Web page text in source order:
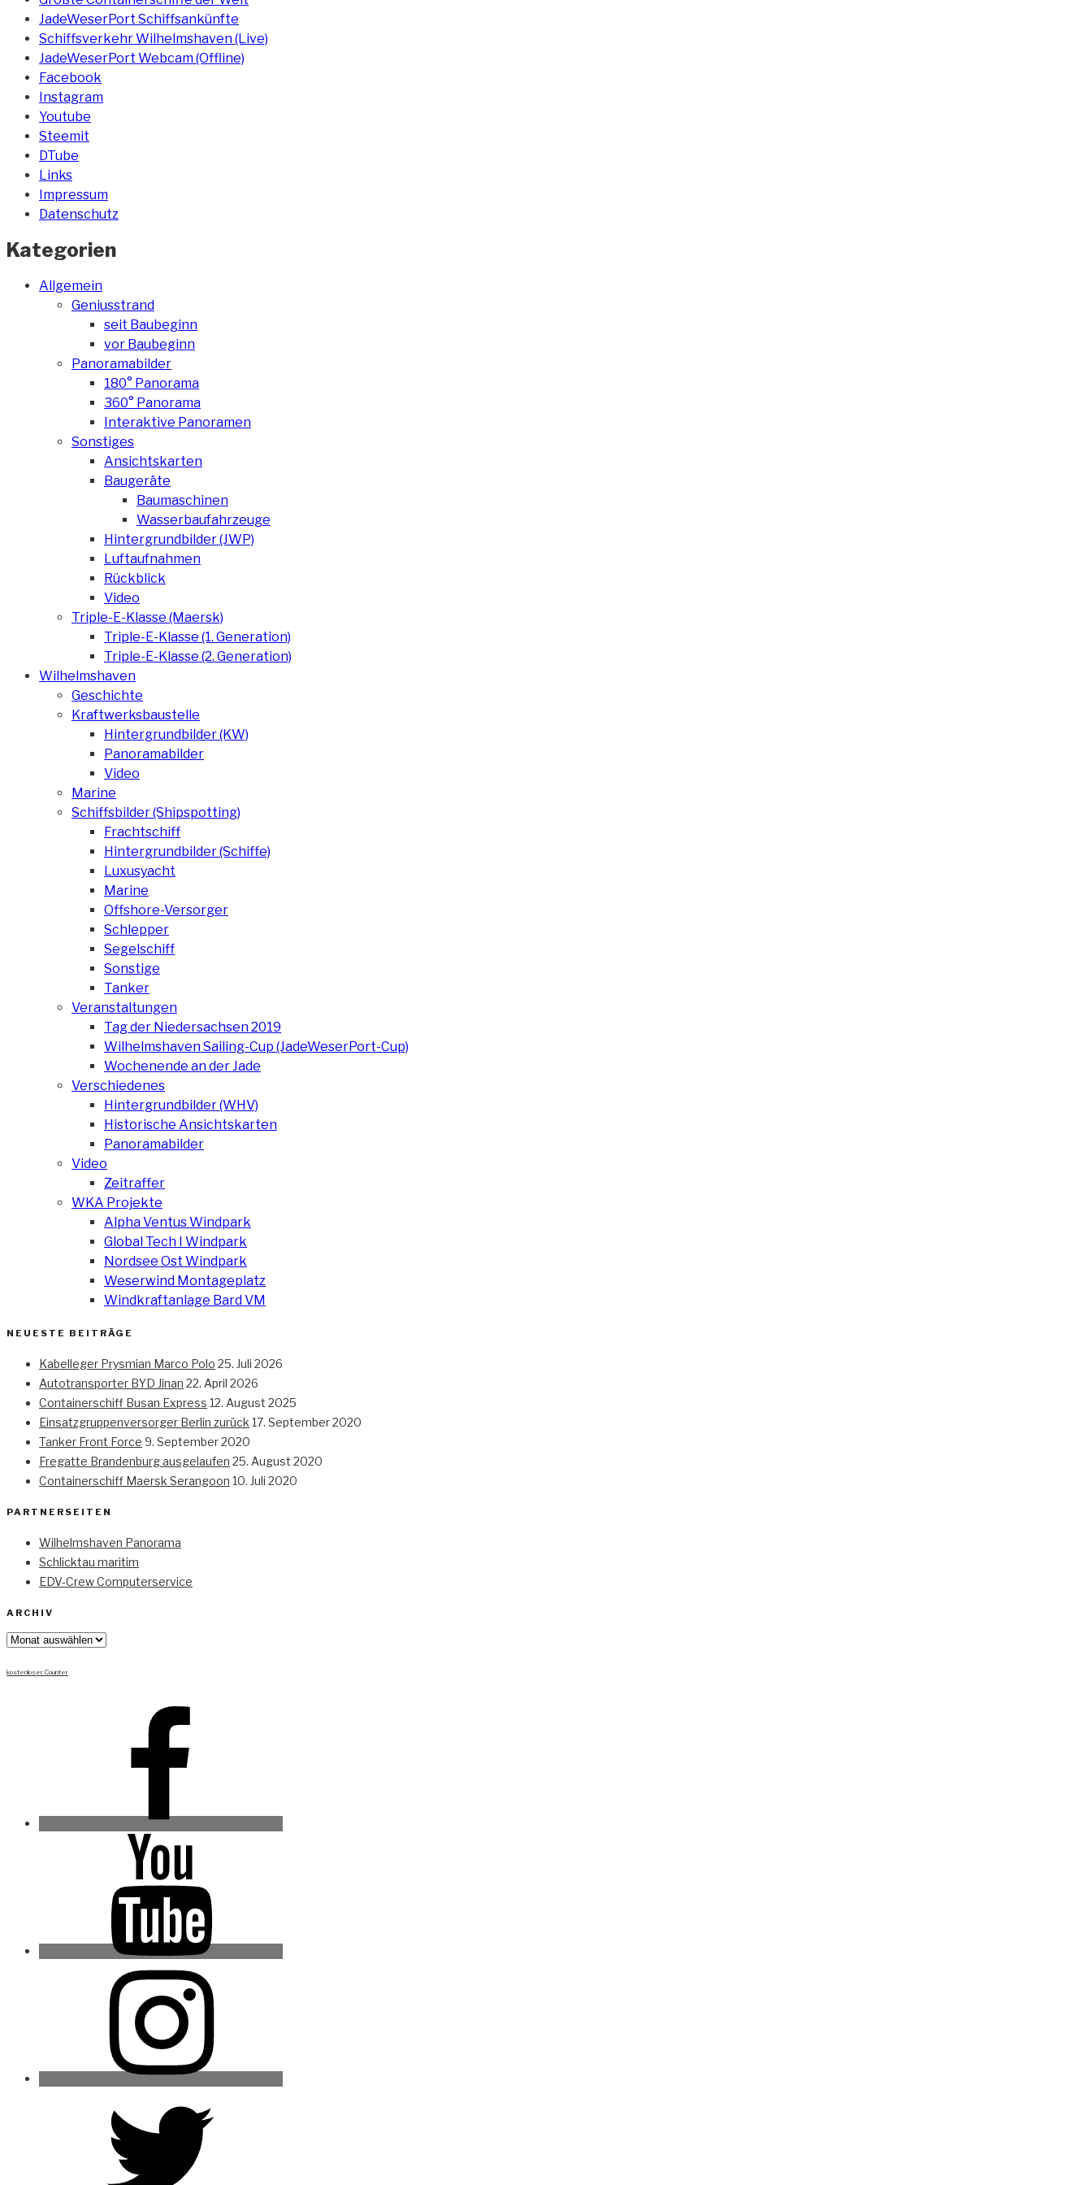
JadeWeserPort Schiffsankünfte
Schiffsverkehr Wilhelmshaven (Live)
JadeWeserPort Webcam (Offline)
Facebook
Instagram
Youtube
Steemit
DTube
Links
Impressum
Datenschutz
Kategorien
Allgemein
Geniusstrand
seit Baubeginn
vor Baubeginn
Panoramabilder
180° Panorama
360° Panorama
Interaktive Panoramen
Sonstiges
Ansichtskarten
Baugeräte
Baumaschinen
Wasserbaufahrzeuge
Hintergrundbilder (JWP)
Luftaufnahmen
Rückblick
Video
Triple-E-Klasse (Maersk)
Triple-E-Klasse (1. Generation)
Triple-E-Klasse (2. Generation)
Wilhelmshaven
Geschichte
Kraftwerksbaustelle
Hintergrundbilder (KW)
Panoramabilder
Video
Marine
Schiffsbilder (Shipspotting)
Frachtschiff
Hintergrundbilder (Schiffe)
Luxusyacht
Marine
Offshore-Versorger
Schlepper
Segelschiff
Sonstige
Tanker
Veranstaltungen
Tag der Niedersachsen 2019
Wilhelmshaven Sailing-Cup (JadeWeserPort-Cup)
Wochenende an der Jade
Verschiedenes
Hintergrundbilder (WHV)
Historische Ansichtskarten
Panoramabilder
Video
Zeitraffer
WKA Projekte
Alpha Ventus Windpark
Global Tech I Windpark
Nordsee Ost Windpark
Weserwind Montageplatz
Windkraftanlage Bard VM
NEUESTE BEITRÄGE
Kabelleger Prysmian Marco Polo 25. Juli 2026
Autotransporter BYD Jinan 22. April 2026
Containerschiff Busan Express 12. August 2025
Einsatzgruppenversorger Berlin zurück 17. September 2020
Tanker Front Force 9. September 2020
Fregatte Brandenburg ausgelaufen 25. August 2020
Containerschiff Maersk Serangoon 10. Juli 2020
PARTNERSEITEN
Wilhelmshaven Panorama
Schlicktau maritim
EDV-Crew Computerservice
ARCHIV
Archiv
kostenloser Counter